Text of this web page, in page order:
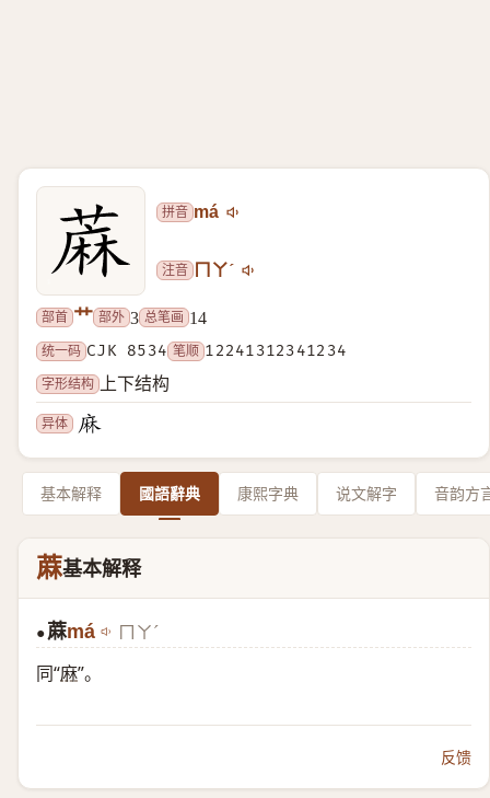
拼音 má
注音 ㄇㄚˊ
部首 艹 部外 3 总笔画 14
统一码 CJK 8534 笔顺 12241312341234
字形结构
上下结构
异体
基本解释 國語辭典 康熙字典 说文解字 音韵方
蔴基本解释
● 蔴má ㄇㄚˊ
同“麻”。
反馈